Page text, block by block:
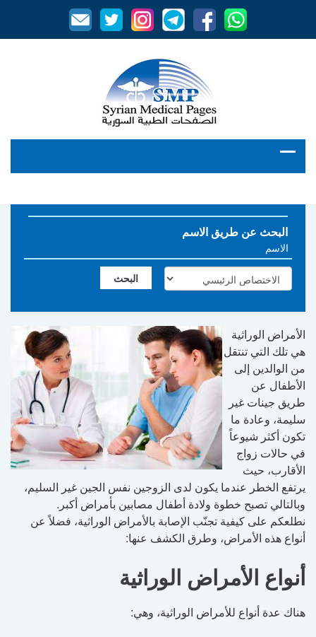
البحث عن طريق الاسم
الأمراض الوراثية
هي تلك التي تنتقل
من الوالدين إلى
الأطفال عن
طريق جينات غير
سليمة، وعادة ما
تكون أكثر شيوعاً
في حالات زواج
الأقارب، حيث
يرتفع الخطر عندما يكون لدى الزوجين نفس الجين غير السليم،
وبالتالي تصبح خطوة ولادة أطفال مصابين بأمراض أكبر.
نطلعكم على كيفية تجنّب الإصابة بالأمراض الوراثية، فضلاً عن
أنواع هذه الأمراض، وطرق الكشف عنها:
أنواع الأمراض الوراثية
هناك عدة أنواع للأمراض الوراثية، وهي: